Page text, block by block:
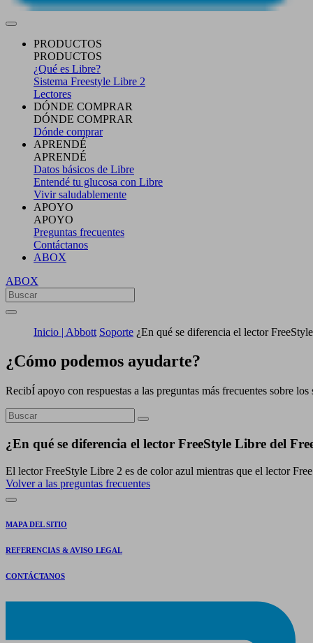
PRODUCTOS
PRODUCTOS
¿Qué es Libre?
Sistema Freestyle Libre 2
Lectores
DÓNDE COMPRAR
DÓNDE COMPRAR
Dónde comprar
APRENDÉ
APRENDÉ
Datos básicos de Libre
Entendé tu glucosa con Libre
Vivir saludablemente
APOYO
APOYO
Preguntas frecuentes
Contáctanos
ABOX
ABOX
Inicio | Abbott Soporte ¿En qué se diferencia el lector
¿Cómo podemos ayudarte?
RecibÍ apoyo con respuestas a las preguntas más frecuentes sobre
¿En qué se diferencia el lector FreeStyle Libre del
El lector FreeStyle Libre 2 es de color azul mientras que el lector
Volver a las preguntas frecuentes
MAPA DEL SITIO
REFERENCIAS & AVISO LEGAL
CONTÁCTANOS